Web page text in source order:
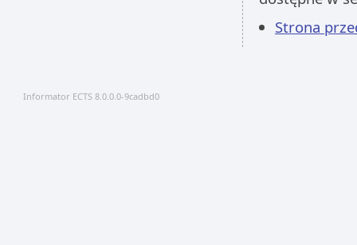
Strona
Informator ECTS 8.0.0.0-9cadbd0